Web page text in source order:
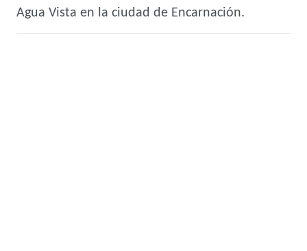
Agua Vista en la ciudad de Encarnación.